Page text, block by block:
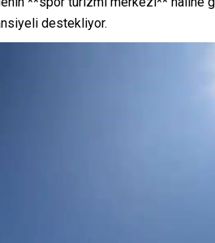
destekliyor.